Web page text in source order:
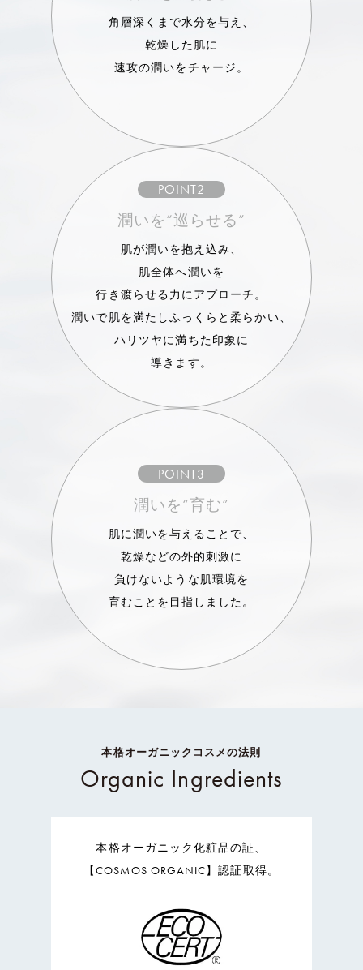
角層深くまで水分を与え、
乾燥した肌に
速攻の潤いをチャージ。
POINT2
潤いを“巡らせる”
肌が潤いを抱え込み、
肌全体へ潤いを
行き渡らせる力にアプローチ。
潤いで肌を満たしふっくらと柔らかい、
ハリツヤに満ちた印象に
導きます。
POINT3
潤いを“育む”
肌に潤いを与えることで、
乾燥などの外的刺激に
負けないような肌環境を
育むことを目指しました。
本格オーガニックコスメの法則
Organic Ingredients
本格オーガニック化粧品の証、
【COSMOS ORGANIC】認証取得。